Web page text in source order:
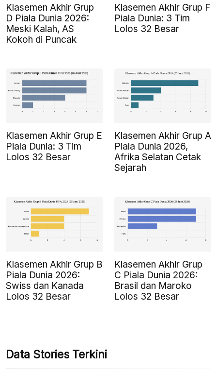
Klasemen Akhir Grup
D Piala Dunia 2026:
Meski Kalah, AS
Kokoh di Puncak
Klasemen Akhir Grup F
Piala Dunia: 3 Tim
Lolos 32 Besar
Klasemen Akhir Grup E
Piala Dunia: 3 Tim
Lolos 32 Besar
Klasemen Akhir Grup A
Piala Dunia 2026,
Afrika Selatan Cetak
Sejarah
Klasemen Akhir Grup B
Piala Dunia 2026:
Swiss dan Kanada
Lolos 32 Besar
Klasemen Akhir Grup
C Piala Dunia 2026:
Brasil dan Maroko
Lolos 32 Besar
Data Stories Terkini